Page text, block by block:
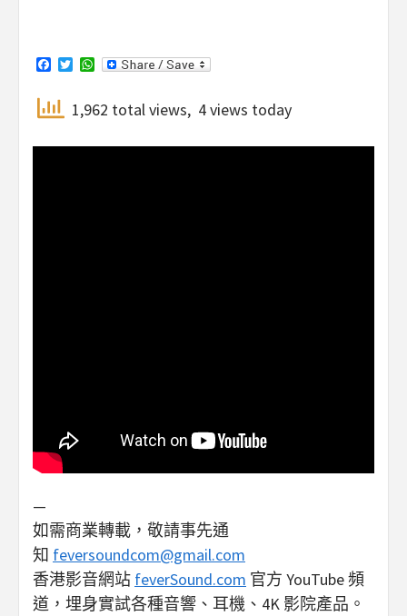
Facebook
TwitterWhatsApp
1,962 total views, 4 views today
—
如需商業轉載，敬請事先通
知 feversoundcom@gmail.com
香港影音網站 feverSound.com 官方 YouTube 頻
道，埋身實試各種音響、耳機、4K 影院產品。